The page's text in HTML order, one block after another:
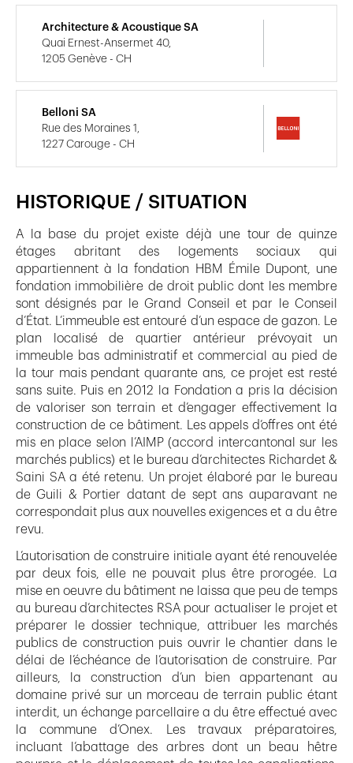
HISTORIQUE / SITUATION
A la base du projet existe déjà une tour de quinze
étages abritant des logements sociaux qui
appartiennent à la fondation HBM Émile Dupont, une
fondation immobilière de droit public dont les membre
sont désignés par le Grand Conseil et par le Conseil
d’État. L’immeuble est entouré d’un espace de gazon. Le
plan localisé de quartier antérieur prévoyait un
immeuble bas administratif et commercial au pied de
la tour mais pendant quarante ans, ce projet est resté
sans suite. Puis en 2012 la Fondation a pris la décision
de valoriser son terrain et d’engager effectivement la
construction de ce bâtiment. Les appels d’offres ont été
mis en place selon l’AIMP (accord intercantonal sur les
marchés publics) et le bureau d’architectes Richardet &
Saini SA a été retenu. Un projet élaboré par le bureau
de Guili & Portier datant de sept ans auparavant ne
correspondait plus aux nouvelles exigences et a du être
revu.
L’autorisation de construire initiale ayant été renouvelée
par deux fois, elle ne pouvait plus être prorogée. La
mise en oeuvre du bâtiment ne laissa que peu de temps
au bureau d’architectes RSA pour actualiser le projet et
préparer le dossier technique, attribuer les marchés
publics de construction puis ouvrir le chantier dans le
délai de l’échéance de l’autorisation de construire. Par
ailleurs, la construction d’un bien appartenant au
domaine privé sur un morceau de terrain public étant
interdit, un échange parcellaire a du être effectué avec
la commune d’Onex. Les travaux préparatoires,
incluant l’abattage des arbres dont un beau hêtre
Architecture & Acoustique SA
Quai Ernest-Ansermet 40,
1205 Genève - CH
Belloni SA
Rue des Moraines 1,
1227 Carouge - CH